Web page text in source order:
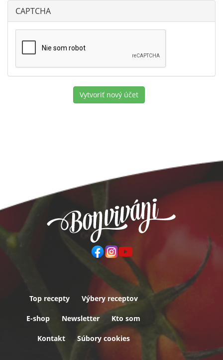
CAPTCHA
Vytvoriť nový účet
Päta
Top recepty Výbery receptov
E-shop Newsletter Kto som
Kontakt Súbory cookies